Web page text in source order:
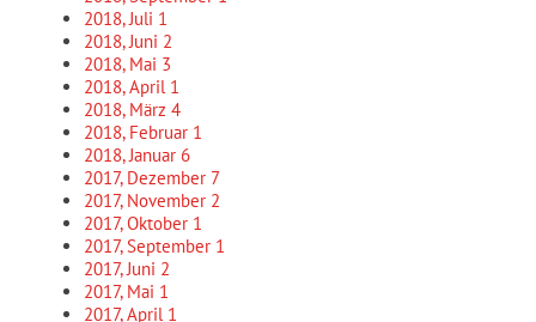
2018, Juli 1
2018, Juni 2
2018, Mai 3
2018, April 1
2018, März 4
2018, Februar 1
2018, Januar 6
2017, Dezember 7
2017, November 2
2017, Oktober 1
2017, September 1
2017, Juni 2
2017, Mai 1
2017, April 1